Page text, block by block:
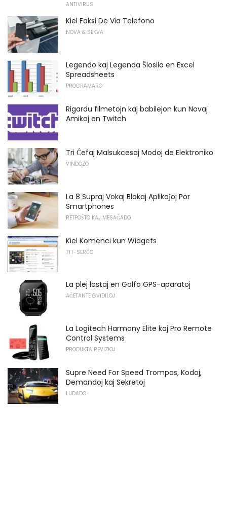
ANTIVIRUS
Kiel Faksi De Via Telefono
NOVA & SEKVA
Legendo kaj Legenda Ŝlosilo en Excel
Spreadsheets
PROGRAMARO
Rigardu filmetojn kaj babilejon kun Novaj
Amikoj en Twitch
Tri Ĉefaj Malsukcesaj Modoj de Elektroniko
VINDOZO
La 8 Supraj Vokaj Blokaj Aplikaĵoj Por
Smartphones
RETPOŜTO KAJ MESAĜADO
Kiel Komenci kun Widgets
TTT-SERĈO
La plej lastaj en Golfo GPS-aparatoj
AĈETANTE GVIDILOJ
La Logitech Harmony Elite kaj Pro Remote
Control Systems
PRODUKTA REVIZIOJ
Supre Need For Speed ​​Trompas, Kodoj,
Demandoj kaj Sekretoj
LUDADO